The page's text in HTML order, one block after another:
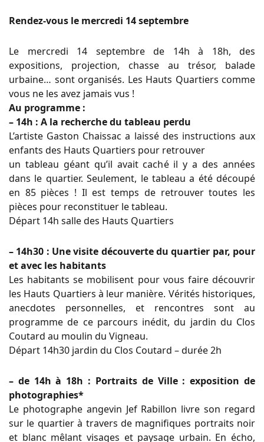
Rendez-vous le mercredi 14 septembre
Le mercredi 14 septembre de 14h à 18h, des
expositions, projection, chasse au trésor, balade
urbaine… sont organisés. Les Hauts Quartiers comme
vous ne les avez jamais vus !
Au programme :
– 14h : A la recherche du tableau perdu
L’artiste Gaston Chaissac a laissé des instructions aux
enfants des Hauts Quartiers pour retrouver
un tableau géant qu’il avait caché il y a des années
dans le quartier. Seulement, le tableau a été découpé
en 85 pièces ! Il est temps de retrouver toutes les
pièces pour reconstituer le tableau.
Départ 14h salle des Hauts Quartiers
– 14h30 : Une visite découverte du quartier par, pour
et avec les habitants
Les habitants se mobilisent pour vous faire découvrir
les Hauts Quartiers à leur manière. Vérités historiques,
anecdotes personnelles, et rencontres sont au
programme de ce parcours inédit, du jardin du Clos
Coutard au moulin du Vigneau.
Départ 14h30 jardin du Clos Coutard – durée 2h
– de 14h à 18h : Portraits de Ville : exposition de
photographies*
Le photographe angevin Jef Rabillon livre son regard
sur le quartier à travers de magnifiques portraits noir
et blanc mêlant visages et paysage urbain. En écho,